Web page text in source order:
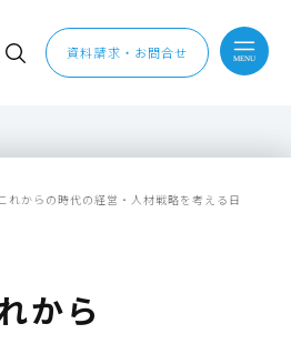
資料請求・お問合せ
れからの時代の経営・人材戦略を考える日
から